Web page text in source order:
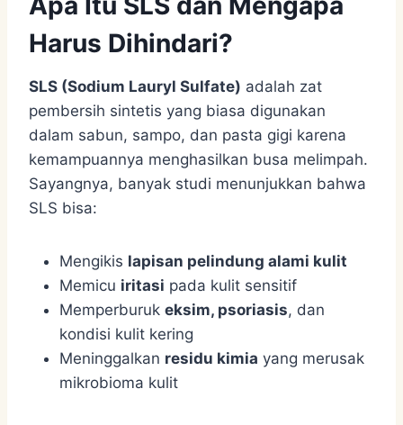
Harus Dihindari?
SLS (Sodium Lauryl Sulfate) adalah zat
pembersih sintetis yang biasa digunakan
dalam sabun, sampo, dan pasta gigi karena
kemampuannya menghasilkan busa melimpah.
Sayangnya, banyak studi menunjukkan bahwa
SLS bisa:
Mengikis lapisan pelindung alami kulit
Memicu iritasi pada kulit sensitif
Memperburuk eksim, psoriasis, dan
kondisi kulit kering
Meninggalkan residu kimia yang merusak
mikrobioma kulit